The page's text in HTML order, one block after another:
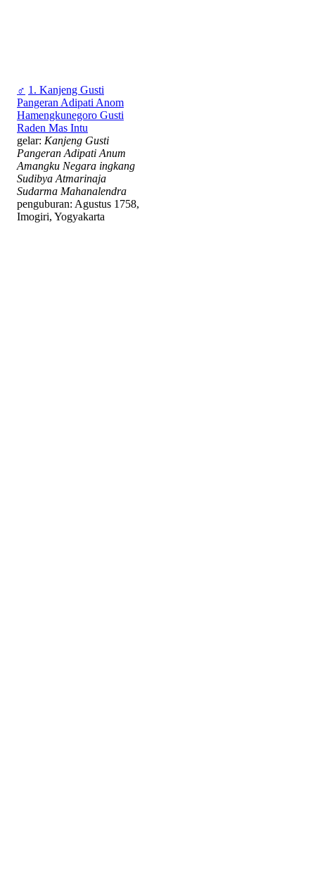
♂ 1. Kanjeng Gusti
Pangeran Adipati Anom
Hamengkunegoro Gusti
Raden Mas Intu
gelar: Kanjeng Gusti
Pangeran Adipati Anum
Amangku Negara ingkang
Sudibya Atmarinaja
Sudarma Mahanalendra
penguburan: Agustus 1758,
Imogiri, Yogyakarta